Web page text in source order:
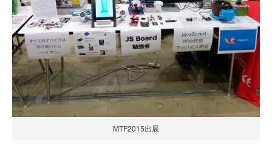
MTF2015出展